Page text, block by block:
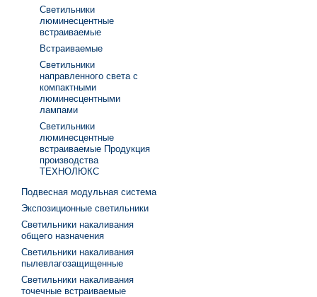
Светильники
люминесцентные
встраиваемые
Встраиваемые
Светильники
направленного света с
компактными
люминесцентными
лампами
Светильники
люминесцентные
встраиваемые Продукция
производства
ТЕХНОЛЮКС
Подвесная модульная система
Экспозиционные светильники
Светильники накаливания
общего назначения
Светильники накаливания
пылевлагозащищенные
Светильники накаливания
точечные встраиваемые